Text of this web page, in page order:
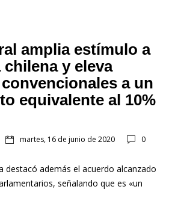
amplia estímulo a
y eleva
a un
equivalente al 10%
martes, 16 de junio de 2020 0
destacó además el acuerdo alcanzado
señalando que es «un